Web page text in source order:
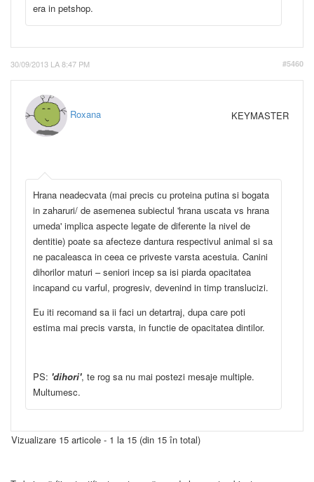
era in petshop.
30/09/2013 LA 8:47 PM #5460
Roxana KEYMASTER
Hrana neadecvata (mai precis cu proteina putina si bogata
in zaharuri/ de asemenea subiectul 'hrana uscata vs hrana
umeda' implica aspecte legate de diferente la nivel de
dentitie) poate sa afecteze dantura respectivul animal si sa
ne pacaleasca in ceea ce priveste varsta acestuia. Canini
dihorilor maturi – seniori incep sa isi piarda opacitatea
incapand cu varful, progresiv, devenind in timp translucizi.
Eu iti recomand sa ii faci un detartraj, dupa care poti
estima mai precis varsta, in functie de opacitatea dintilor.
PS: 'dihori', te rog sa nu mai postezi mesaje multiple.
Multumesc.
Vizualizare 15 articole - 1 la 15 (din 15 în total)